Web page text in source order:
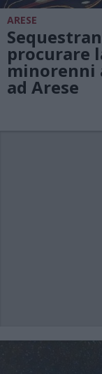
ARESE
procurare
minorenni
ad Arese